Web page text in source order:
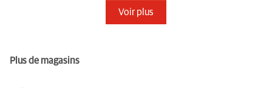
Voir plus
Plus de magasins